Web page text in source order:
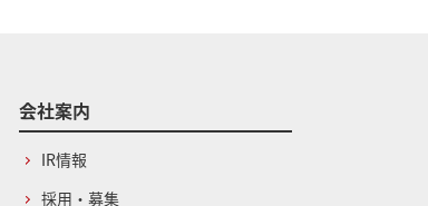
会社案内
IR情報
採用・募集